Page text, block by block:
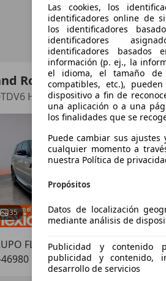
Rover Range Rover
HSE Aut.
35
€
FLEXICAR VALENCIA.
46980 PATERNA
Las cookies, los
identificadores online de
los identificadores
identificadores
identificadores
información (p. ej., la
el idioma, el tamaño de
compatibles, etc.),
dispositivo a fin de
una aplicación o a una
los finalidades que se
Puede cambiar sus
cualquier momento a
nuestra Política de
Propósitos
Datos de localización
mediante análisis de
Publicidad y contenido
publicidad y contenido,
desarrollo de servicios